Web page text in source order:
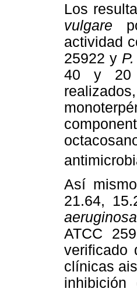
Los
vulgare
actividad
25922 y
40 y 20
Así
21.64,
aeruginosa
ATCC
verificado
clínicas